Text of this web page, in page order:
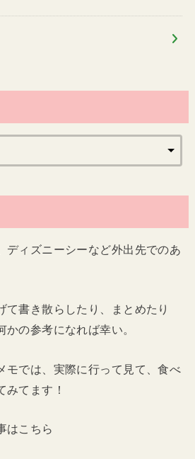
ディズニーシーなど外出先でのあ
て書き散らしたり、まとめたり
かの参考になれば幸い。
モでは、実際に行って見て、食べ
みてます！
はこちら